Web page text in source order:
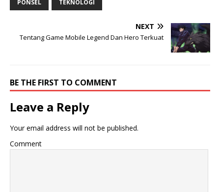
PONSEL TEKNOLOGI
NEXT
Tentang Game Mobile Legend Dan Hero Terkuat
BE THE FIRST TO COMMENT
Leave a Reply
Your email address will not be published.
Comment